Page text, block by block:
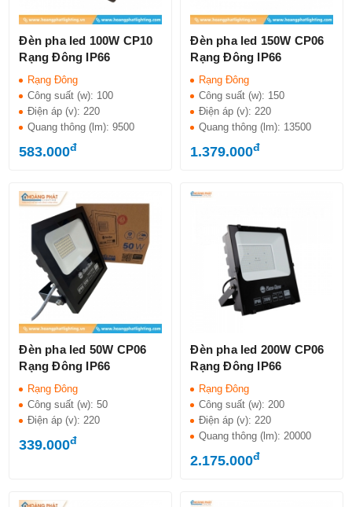
Đèn pha led 100W CP10
Rạng Đông IP66
Rạng Đông
Công suất (w): 100
Điện áp (v): 220
Quang thông (lm):9500
583.000đ
Đèn pha led 150W CP06
Rạng Đông IP66
Rạng Đông
Công suất (w): 150
Điện áp (v): 220
Quang thông (lm): 13500
1.379.000đ
Đèn pha led 50W CP06
Rạng Đông IP66
Rạng Đông
Công suất (w):50
Điện áp (v):220
339.000đ
Đèn pha led 200W CP06
Rạng Đông IP66
Rạng Đông
Công suất (w):200
Điện áp (v):220
Quang thông (lm):20000
2.175.000đ